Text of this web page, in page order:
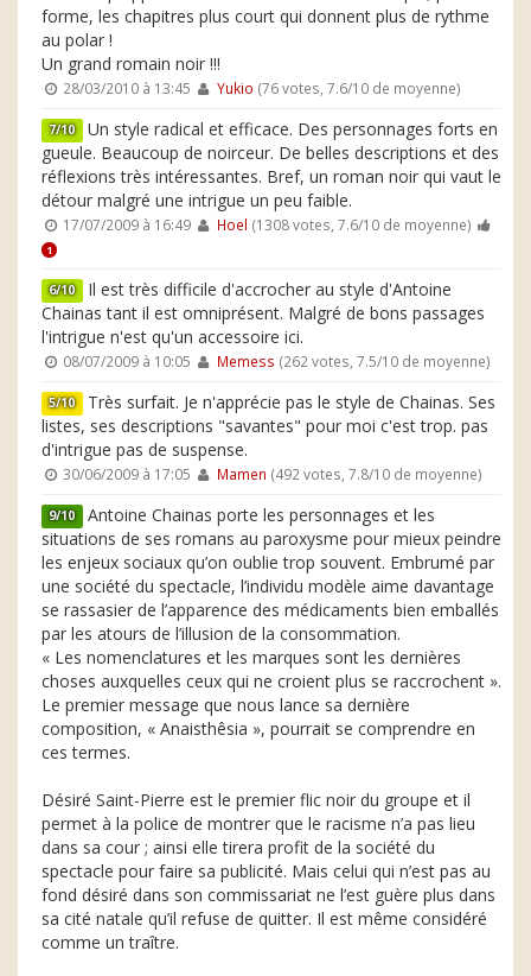
forme, les chapitres plus court qui donnent plus de rythme
au polar !
Un grand romain noir !!!
28/03/2010 à 13:45 Yukio (76 votes, 7.6/10 de moyenne)
7/10 Un style radical et efficace. Des personnages forts en
gueule. Beaucoup de noirceur. De belles descriptions et des
réflexions très intéressantes. Bref, un roman noir qui vaut le
détour malgré une intrigue un peu faible.
17/07/2009 à 16:49 Hoel (1308 votes, 7.6/10 de moyenne)
1
6/10 Il est très difficile d'accrocher au style d'Antoine
Chainas tant il est omniprésent. Malgré de bons passages
l'intrigue n'est qu'un accessoire ici.
08/07/2009 à 10:05 Memess (262 votes, 7.5/10 de moyenne)
5/10 Très surfait. Je n'apprécie pas le style de Chainas. Ses
listes, ses descriptions "savantes" pour moi c'est trop. pas
d'intrigue pas de suspense.
30/06/2009 à 17:05 Mamen (492 votes, 7.8/10 de moyenne)
9/10 Antoine Chainas porte les personnages et les
situations de ses romans au paroxysme pour mieux peindre
les enjeux sociaux qu’on oublie trop souvent. Embrumé par
une société du spectacle, l’individu modèle aime davantage
se rassasier de l’apparence des médicaments bien emballés
par les atours de l’illusion de la consommation.
« Les nomenclatures et les marques sont les dernières
choses auxquelles ceux qui ne croient plus se raccrochent ».
Le premier message que nous lance sa dernière
composition, « Anaisthêsia », pourrait se comprendre en
ces termes.
Désiré Saint-Pierre est le premier flic noir du groupe et il
permet à la police de montrer que le racisme n’a pas lieu
dans sa cour ; ainsi elle tirera profit de la société du
spectacle pour faire sa publicité. Mais celui qui n’est pas au
fond désiré dans son commissariat ne l’est guère plus dans
sa cité natale qu’il refuse de quitter. Il est même considéré
comme un traître.